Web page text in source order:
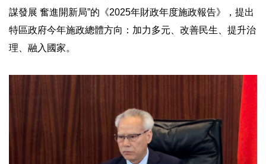
謀發展 奮進開新局”的《2025年財政年度施政報告》，提出
特區政府今年施政總體方向：加力多元、改善民生、提升治
理、融入國家。